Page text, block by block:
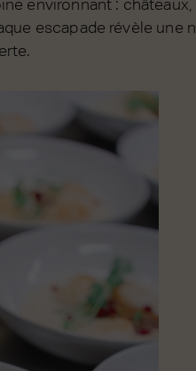
environnant : châteaux,
escapade révèle une